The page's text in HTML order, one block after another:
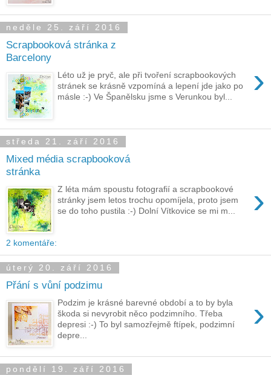
neděle 25. září 2016
Scrapbooková stránka z
Barcelony
›
Léto už je pryč, ale při tvoření scrapbookových
stránek se krásně vzpomíná a lepení jde jako po
másle :-) Ve Španělsku jsme s Verunkou byl...
středa 21. září 2016
Mixed média scrapbooková
stránka
›
Z léta mám spoustu fotografií a scrapbookové
stránky jsem letos trochu opomíjela, proto jsem
se do toho pustila :-) Dolní Vítkovice se mi m...
2 komentáře:
úterý 20. září 2016
Přání s vůní podzimu
›
Podzim je krásné barevné období a to by byla
škoda si nevyrobit něco podzimního. Třeba
depresi :-) To byl samozřejmě ftípek, podzimní
depre...
pondělí 19. září 2016